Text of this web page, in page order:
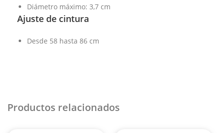
Diámetro máximo: 3,7 cm
Ajuste de cintura
Desde 58 hasta 86 cm
Productos relacionados